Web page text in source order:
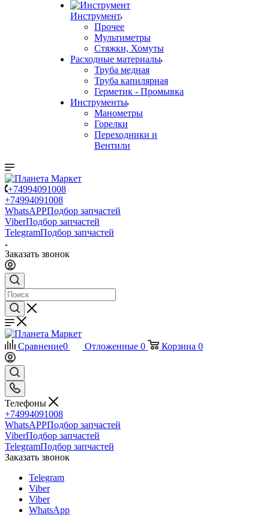
Инструмент
Прочее
Мультиметры
Стяжки, Хомуты
Расходные материалы
Труба медная
Труба капилярная
Герметик - Промывка
Инструменты
Манометры
Горелки
Переходники и
Вентили
+74994091008
+74994091008
WhatsAPPПодбор запчастей
ViberПодбор запчастей
TelegramПодбор запчастей
Заказать звонок
Сравнение0 Отложенные 0 Корзина 0
Телефоны
+74994091008
WhatsAPPПодбор запчастей
ViberПодбор запчастей
TelegramПодбор запчастей
Заказать звонок
Telegram
Viber
Viber
WhatsApp